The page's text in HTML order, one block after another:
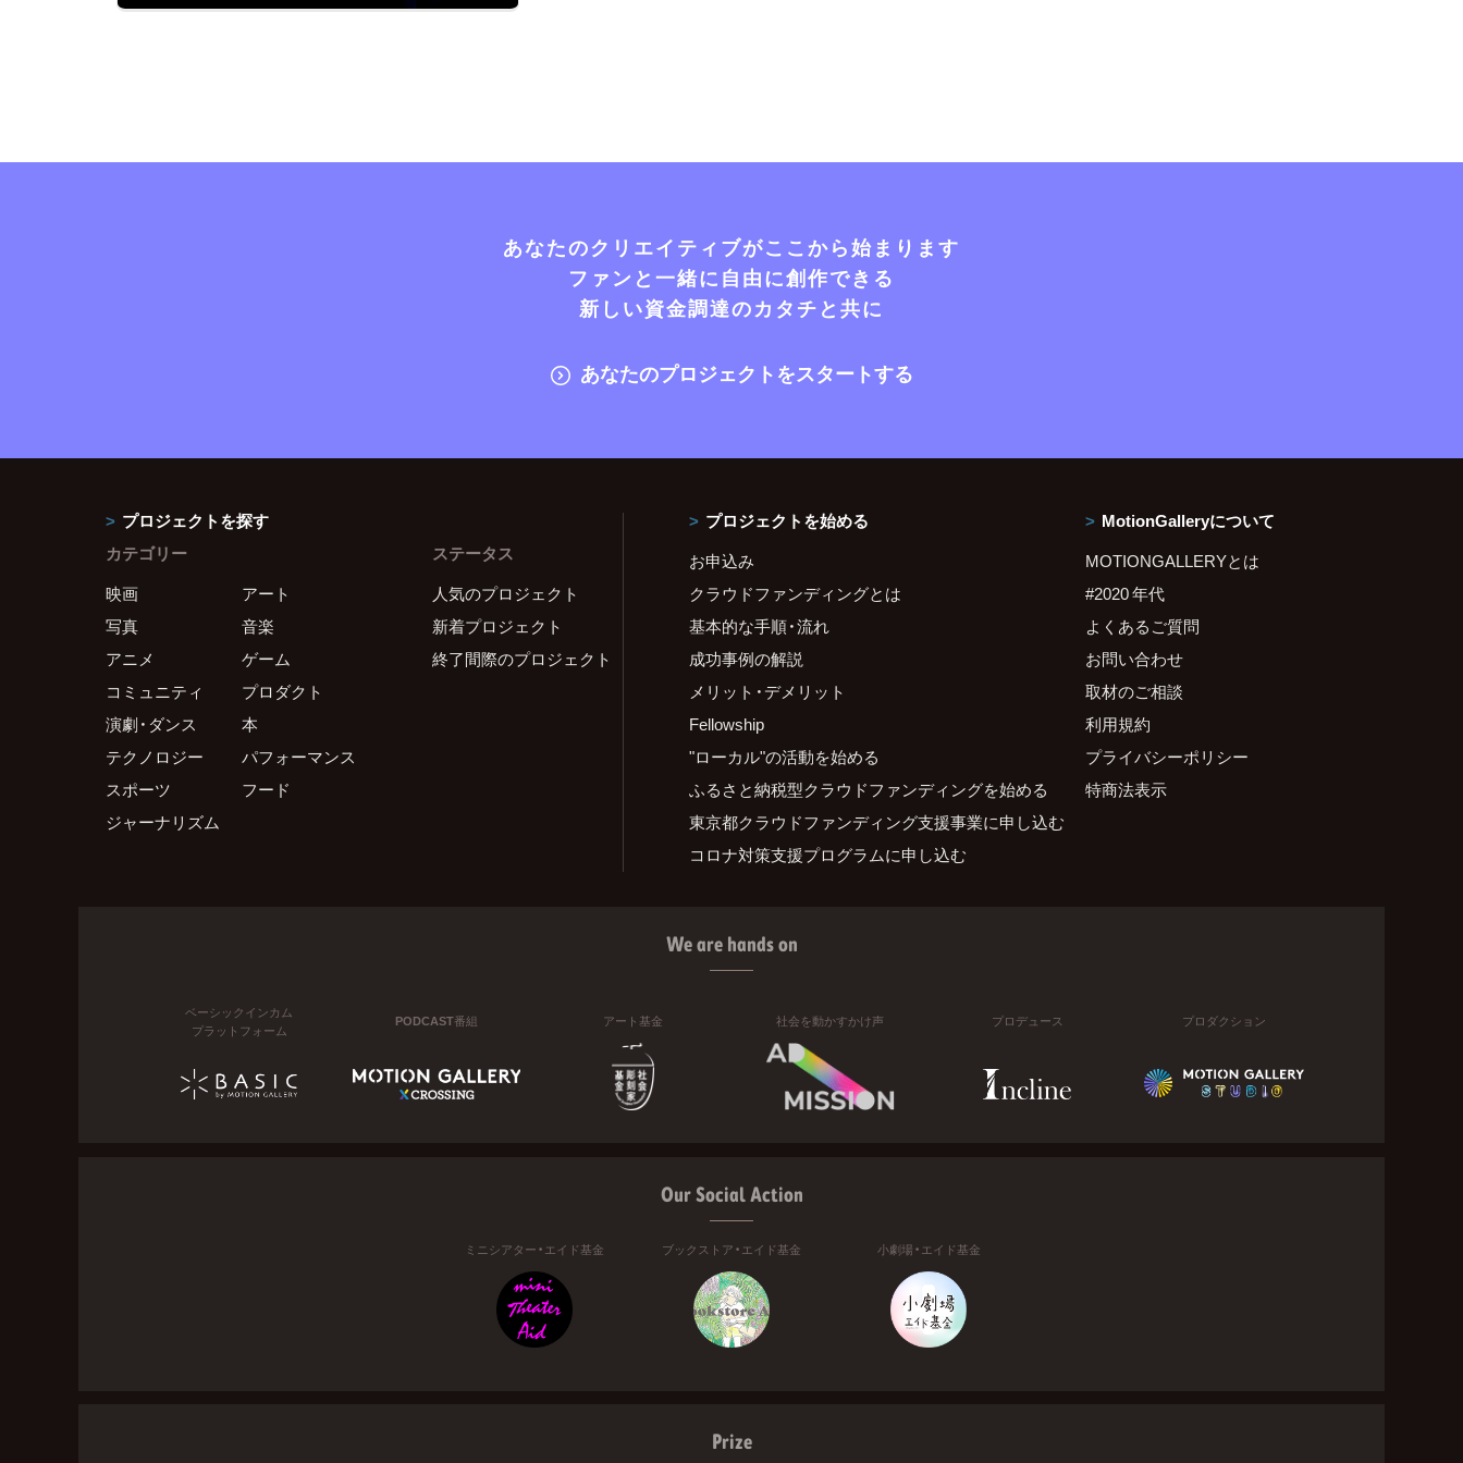
あなたのクリエイティブがここから始まります
ファンと一緒に自由に創作できる
新しい資金調達のカタチと共に
あなたのプロジェクトをスタートする
プロジェクトを探す
カテゴリー
映画
アート
写真
音楽
アニメ
ゲーム
コミュニティ
プロダクト
演劇・ダンス
本
テクノロジー
パフォーマンス
スポーツ
フード
ジャーナリズム
ステータス
人気のプロジェクト
新着プロジェクト
終了間際のプロジェクト
プロジェクトを始める
お申込み
クラウドファンディングとは
基本的な手順・流れ
成功事例の解説
メリット・デメリット
Fellowship
"ローカル"の活動を始める
ふるさと納税型クラウドファンディングを始める
東京都クラウドファンディング支援事業に申し込む
コロナ対策支援プログラムに申し込む
MotionGalleryについて
MOTIONGALLERYとは
#2020 年代
よくあるご質問
お問い合わせ
取材のご相談
利用規約
プライバシーポリシー
特商法表示
We are hands on
ベーシックインカム
プラットフォーム
PODCAST番組 アート基金 社会を動かすかけ声 プロデュース プロダクション
Our Social Action
ミニシアター・エイド基金 ブックストア・エイド基金 小劇場・エイド基金
Prize